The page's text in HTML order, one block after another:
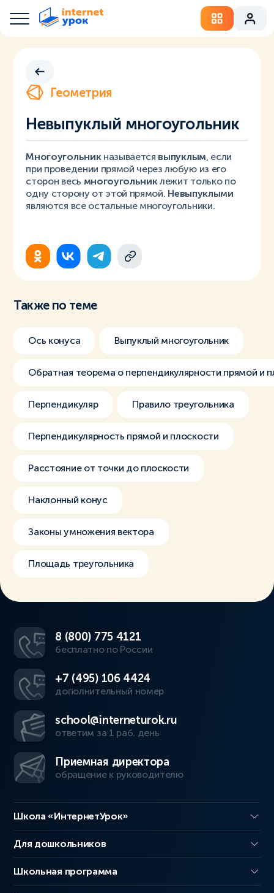
Геометрия
Невыпуклый многоугольник
Многоугольник называется выпуклым , если
при проведении прямой через любую из его
сторон весь многоугольник лежит только по
одну сторону от этой прямой. Невыпуклыми
являются все остальные многоугольники.
Также по теме
Ось конуса Выпуклый многоугольник
Обратная теорема о перпендикулярности прямой и
Перпендикуляр Правило треугольника
Перпендикулярность прямой и плоскости
Расстояние от точки до плоскости
Наклонный конус
Законы умножения вектора
Площадь треугольника
8 (800) 775 4121
бесплатно по России
+7 (495) 106 4424
дополнительный номер
school@interneturok.ru
ответим за 1 раб. день
Приемная директора
обращение к руководителю
Школа «ИнтернетУрок»
Для дошкольников
Школьная программа